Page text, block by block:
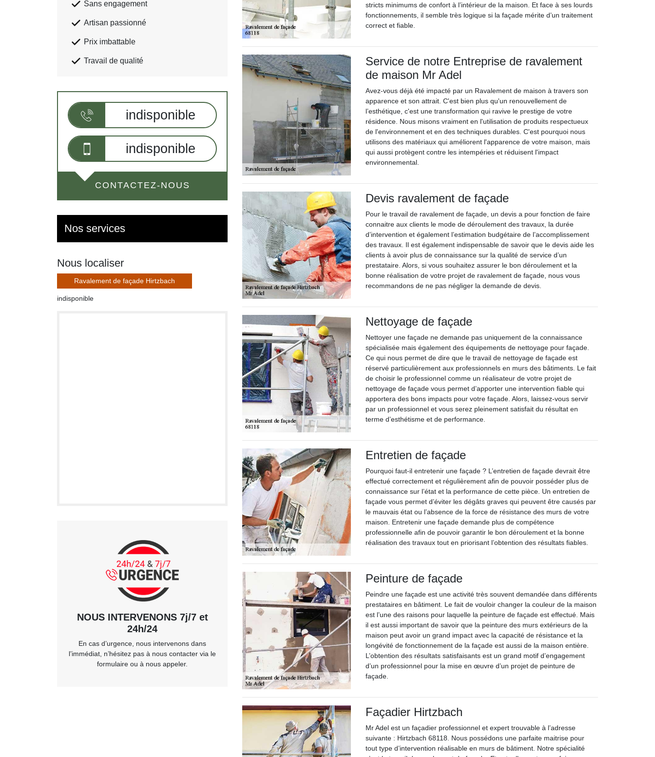
Sans engagement
Artisan passionné
Prix imbattable
Travail de qualité
indisponible
indisponible
CONTACTEZ-NOUS
Nos services
Nous localiser
Ravalement de façade Hirtzbach
indisponible
NOUS INTERVENONS 7j/7 et
24h/24
En cas d’urgence, nous intervenons dans
l’immédiat, n’hésitez pas à nous contacter via le
formulaire ou à nous appeler.
stricts minimums de confort à l’intérieur de la maison. Et face à ses lourds
fonctionnements, il semble très logique si la façade mérite d’un traitement
correct et fiable.
Service de notre Entreprise de ravalement
de maison Mr Adel
Avez-vous déjà été impacté par un Ravalement de maison à travers son
apparence et son attrait. C'est bien plus qu'un renouvellement de
l’esthétique, c'est une transformation qui ravive le prestige de votre
résidence. Nous misons vraiment en l'utilisation de produits respectueux
de l'environnement et en des techniques durables. C'est pourquoi nous
utilisons des matériaux qui améliorent l'apparence de votre maison, mais
qui aussi protègent contre les intempéries et réduisent l'impact
environnemental.
Devis ravalement de façade
Pour le travail de ravalement de façade, un devis a pour fonction de faire
connaitre aux clients le mode de déroulement des travaux, la durée
d’intervention et également l’estimation budgétaire de l’accomplissement
des travaux. Il est également indispensable de savoir que le devis aide les
clients à avoir plus de connaissance sur la qualité de service d’un
prestataire. Alors, si vous souhaitez assurer le bon déroulement et la
bonne réalisation de votre projet de ravalement de façade, nous vous
recommandons de ne pas négliger la demande de devis.
Nettoyage de façade
Nettoyer une façade ne demande pas uniquement de la connaissance
spécialisée mais également des équipements de nettoyage pour façade.
Ce qui nous permet de dire que le travail de nettoyage de façade est
réservé particulièrement aux professionnels en murs des bâtiments. Le fait
de choisir le professionnel comme un réalisateur de votre projet de
nettoyage de façade vous permet d’apporter une intervention fiable qui
apportera des bons impacts pour votre façade. Alors, laissez-vous servir
par un professionnel et vous serez pleinement satisfait du résultat en
terme d’esthétisme et de performance.
Entretien de façade
Pourquoi faut-il entretenir une façade ? L’entretien de façade devrait être
effectué correctement et régulièrement afin de pouvoir posséder plus de
connaissance sur l’état et la performance de cette pièce. Un entretien de
façade vous permet d’éviter les dégâts graves qui peuvent être causés par
le mauvais état ou l’absence de la force de résistance des murs de votre
maison. Entretenir une façade demande plus de compétence
professionnelle afin de pouvoir garantir le bon déroulement et la bonne
réalisation des travaux tout en priorisant l’obtention des résultats fiables.
Peinture de façade
Peindre une façade est une activité très souvent demandée dans différents
prestataires en bâtiment. Le fait de vouloir changer la couleur de la maison
est l’une des raisons pour laquelle la peinture de façade est effectué. Mais
il est aussi important de savoir que la peinture des murs extérieurs de la
maison peut avoir un grand impact avec la capacité de résistance et la
longévité de fonctionnement de la façade est aussi de la maison entière.
L’obtention des résultats satisfaisants est un grand motif d’engagement
d’un professionnel pour la mise en œuvre d’un projet de peinture de
façade.
Façadier Hirtzbach
Mr Adel est un façadier professionnel et expert trouvable à l’adresse
suivante : Hirtzbach 68118. Nous possédons une parfaite maitrise pour
tout type d’intervention réalisable en murs de bâtiment. Notre spécialité